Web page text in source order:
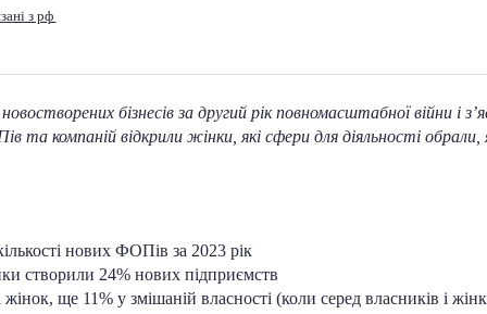
з рф
бізнесів за другий рік повномасштабної війни і
та компаній відкрили жінки, які сфери для діяльності
нових ФОПів за 2023 рік
створили 24% нових підприємств
ще 11% у змішаній власності (коли серед власників і